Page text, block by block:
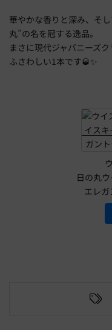
華やかな香りと深み、そ
丸”の名を冠する逸品。
まさに現代ジャパニーズ
ふさわしい1本です🥃✨
日の丸
エレ